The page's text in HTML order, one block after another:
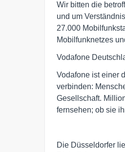
Wir bitten die
und um
27.000
Mobilfunknetzes
Vodafone
Vodafone ist einer
verbinden:
Gesellschaft.
fernsehen; ob sie
Die Düsseldorfer